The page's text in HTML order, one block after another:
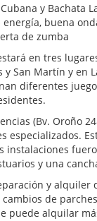
y Bachata
buena
de zumba
en tres
y San Martín y en
diferentes
(Bv. Oroño
especializados.
instalaciones
y una
y alquiler
de
puede alquilar